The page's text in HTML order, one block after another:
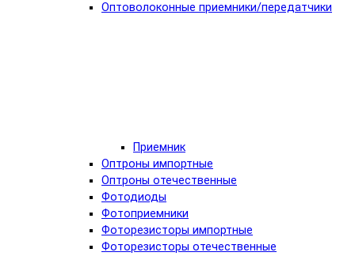
Оптоволоконные приемники/передатчики
Приемник
Оптроны импортные
Оптроны отечественные
Фотодиоды
Фотоприемники
Фоторезисторы импортные
Фоторезисторы отечественные